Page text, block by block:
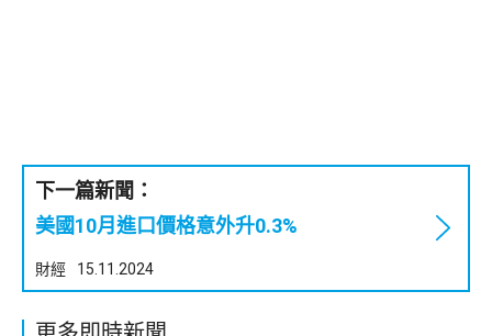
下一篇新聞：
美國10月進口價格意外升0.3%
財經 15.11.2024